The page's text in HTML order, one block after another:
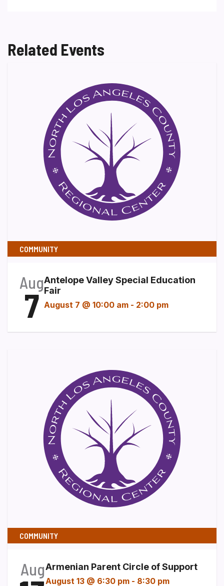
Related Events
COMMUNITY
Aug
7
Antelope Valley Special Education
Fair
August 7 @ 10:00 am - 2:00 pm
COMMUNITY
AugArmenian Parent Circle of Support
August 13 @ 6:30 pm - 8:30 pm